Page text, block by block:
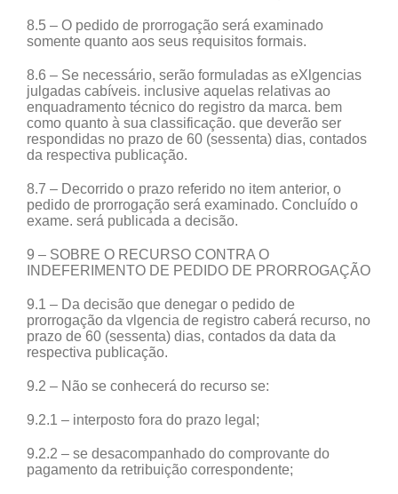
8.5 – O pedido de prorrogação será examinado
somente quanto aos seus requisitos formais.
8.6 – Se necessário, serão formuladas as eXlgencias
julgadas cabíveis. inclusive aquelas relativas ao
enquadramento técnico do registro da marca. bem
como quanto à sua classificação. que deverão ser
respondidas no prazo de 60 (sessenta) dias, contados
da respectiva publicação.
8.7 – Decorrido o prazo referido no item anterior, o
pedido de prorrogação será examinado. Concluído o
exame. será publicada a decisão.
9 – SOBRE O RECURSO CONTRA O
INDEFERIMENTO DE PEDIDO DE PRORROGAÇÃO
9.1 – Da decisão que denegar o pedido de
prorrogação da vlgencia de registro caberá recurso, no
prazo de 60 (sessenta) dias, contados da data da
respectiva publicação.
9.2 – Não se conhecerá do recurso se:
9.2.1 – interposto fora do prazo legal;
9.2.2 – se desacompanhado do comprovante do
pagamento da retribuição correspondente;